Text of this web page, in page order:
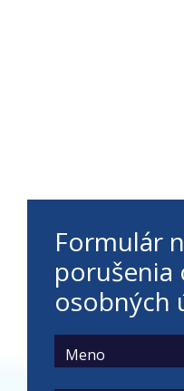
Formulár
porušenia
osobných
Meno